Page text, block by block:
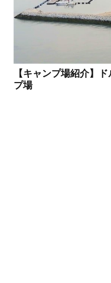
【キャンプ場紹介】
プ場